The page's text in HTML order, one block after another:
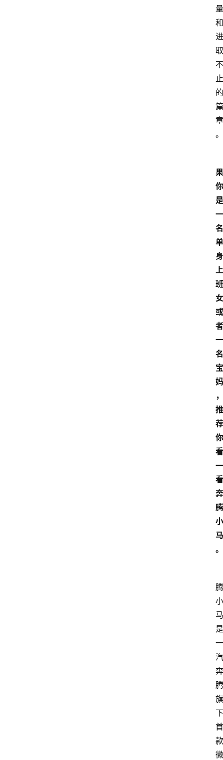
量
和
进
取
不
止
的
篇
章
。
果
你
是
一
名
单
身
上
班
女
或
者
一
名
宝
妈
，
推
荐
你
看
一
看
奔
腾
小
马
。
腾
小
马
是
一
汽
奔
腾
旗
下
首
款
微